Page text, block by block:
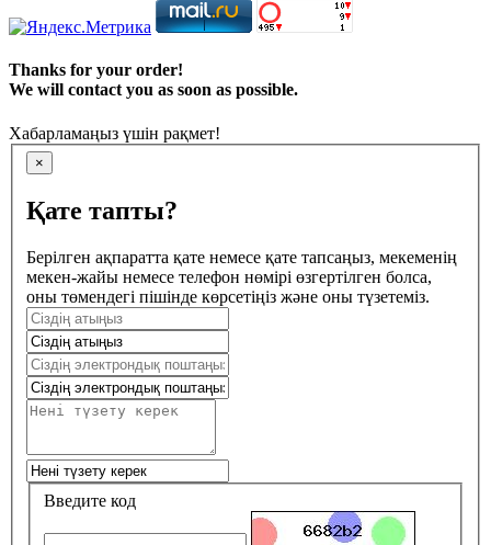
Thanks for your order!
We will contact you as soon as possible.
Хабарламаңыз үшін рақмет!
×
Қате тапты?
Берілген ақпаратта қате немесе қате тапсаңыз, мекеменің
мекен-жайы немесе телефон нөмірі өзгертілген болса,
оны төмендегі пішінде көрсетіңіз және оны түзетеміз.
Введите код